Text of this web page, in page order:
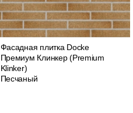
Фасадная плитка Docke
Премиум Клинкер (Premium
Klinker)
Песчаный